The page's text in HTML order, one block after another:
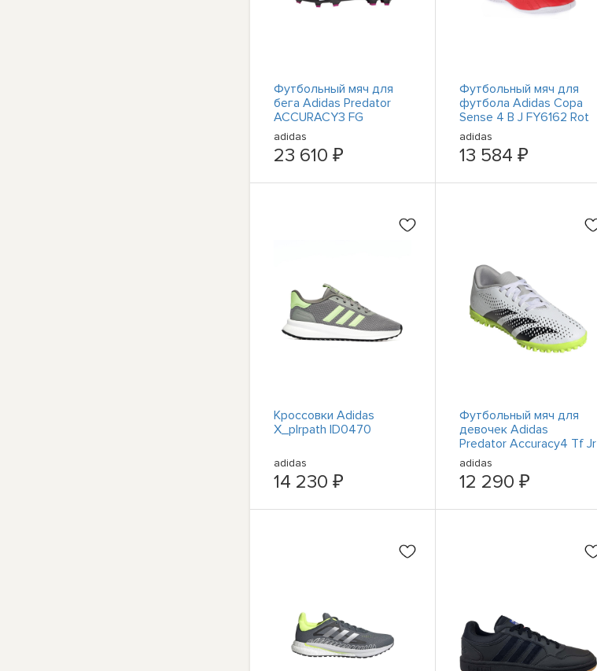
Футбольный мяч для
бега Adidas Predator
ACCURACY3 FG
GW4589 Weiß-Rosa-
Schwarz
adidas
23 610 ₽
Футбольный мяч для
футбола Adidas Copa
Sense 4 В J FY6162 Rot
adidas
13 584 ₽
Кроссовки Adidas
X_plrpath ID0470
adidas
14 230 ₽
Футбольный мяч для
девочек Adidas
Predator Accuracy4 Tf Jr
IE9444 Weiß
adidas
12 290 ₽